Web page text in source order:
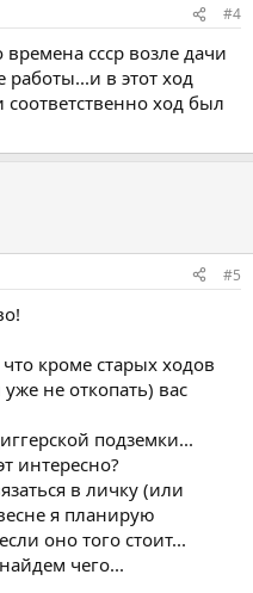
#4
ссср возле дачи
в этот ход
ход был
#5
кроме старых ходов
не откопать) вас
подземки...
интересно?
в личку (или
я планирую
оно того стоит...
чего...